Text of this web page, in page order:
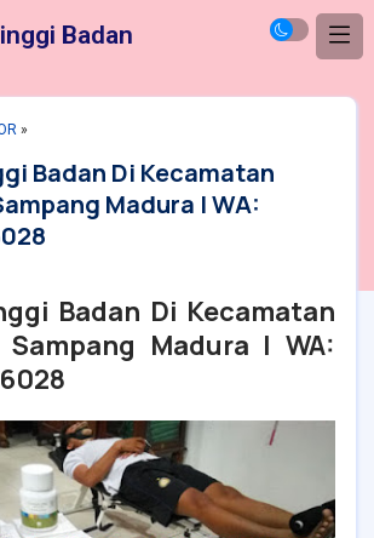
Badan
»
Badan Di Kecamatan
Madura | WA:
Badan Di Kecamatan
Sampang Madura | WA: